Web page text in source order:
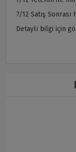
7/12 Satış Sonrası
Detaylı bilgi için